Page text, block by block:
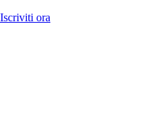
Iscriviti ora